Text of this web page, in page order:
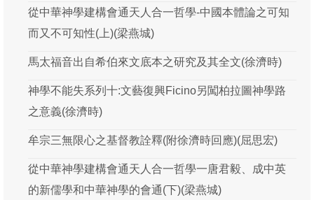
吳梓明
吳瑞龍
周漢燊
屈思宏
游斌
從中華神學建構會通天人合一哲學-中國本體論之可知
而又不可知性(上)(梁燕城)
馬太福音出自希伯來文底本之研究及其全文(徐濟時)
神學不能失系列十:文藝復興Ficino另闖柏拉圖神學路
之意義(徐濟時)
牟宗三無限心之基督教詮釋(附徐濟時回應)(屈思宏)
從中華神學建構會通天人合一哲學一唐君毅、成中英
的新儒學和中華神學的會通(下)(梁燕城)